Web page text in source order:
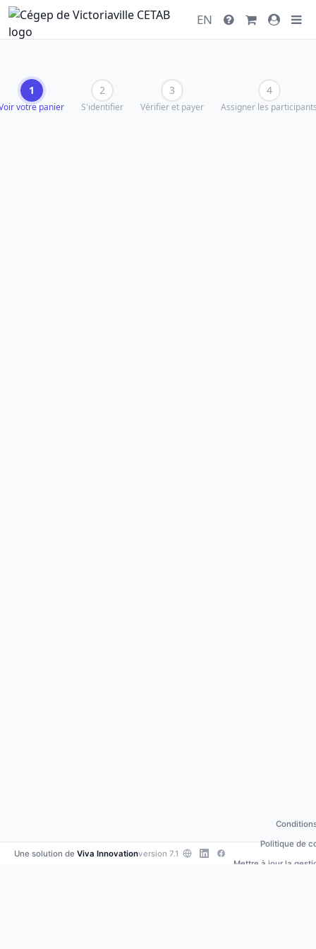
EN
1
votre panier
2
S'identifier
3
Vérifier et payer
4
Assigner les
Une solution de Viva Innovationversion 7.1
Politique de
Mettre à jour la